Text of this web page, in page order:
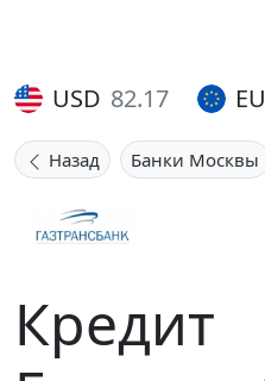
USD 82.17
Назад Банки Москвы
Кредит